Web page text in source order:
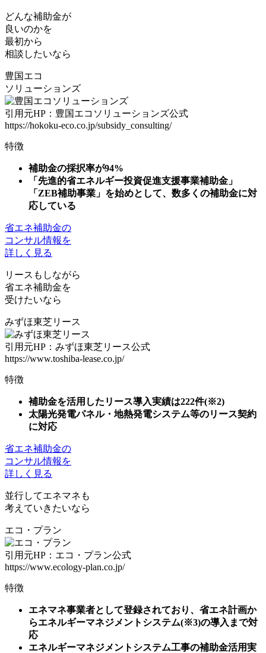
どんな補助⾦が
良いのかを
最初から
相談したいなら
豊国エコ
ソリューションズ
引用元HP：豊国エコソリューションズ公式
https://hokoku-eco.co.jp/subsidy_consulting/
特徴
補助金の採択率が94%
「先進的省エネルギー投資促進支援事業補助金」
「ZEB補助事業」を始めとして、数多くの補助金に対
応している
省エネ補助金の
コンサル情報を
詳しく見る
リースもしながら
省エネ補助金を
受けたいなら
みずほ東芝リース
引用元HP：みずほ東芝リース公式
https://www.toshiba-lease.co.jp/
特徴
補助金を活用したリース導入実績は222件(※2)
太陽光発電パネル・地熱発電システム等のリース契約
に対応
省エネ補助金の
コンサル情報を
詳しく見る
並行してエネマネ も
考えていきたいなら
エコ・プラン
引用元HP：エコ・プラン公式
https://www.ecology-plan.co.jp/
特徴
エネマネ事業者として登録されており、省エネ計画か
らエネルギーマネジメントシステム(※3)の導入まで対
応
エネルギーマネジメントシステム工事の補助金活用実